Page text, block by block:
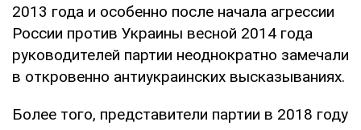
2013 года и особенно после начала агрессии
России против Украины весной 2014 года
руководителей партии неоднократно замечали
в откровенно антиукраинских высказываниях.
Более того, представители партии в 2018 году